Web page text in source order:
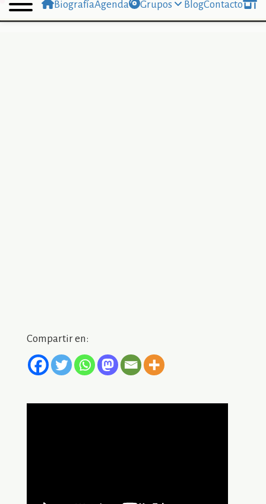
BiografíaAgenda Grupos BlogContacto
Compartir en: